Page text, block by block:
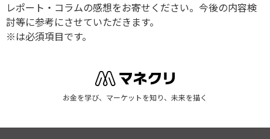
レポート・コラムの感想をお寄せください。今後の内容検
討等に参考にさせていただきます。
※は必須項目です。
お金を学び、マーケットを知り、未来を描く